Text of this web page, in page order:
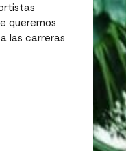
queremos
las carreras